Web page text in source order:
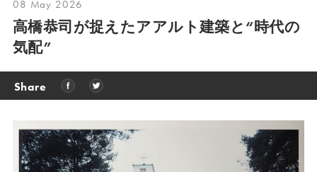
08 May 2026
高橋恭司が捉えたアアルト建築と“時代の
気配”
Share